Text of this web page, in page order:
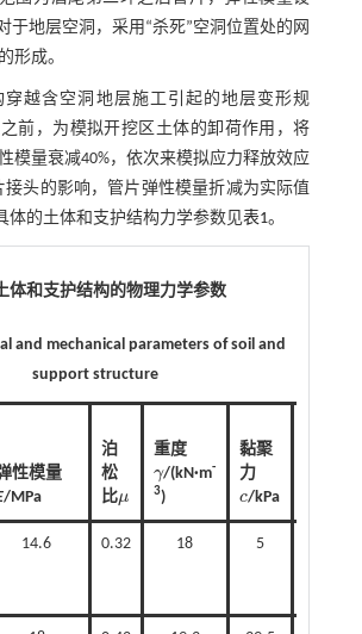
于地层空洞，采用“杀死”空洞位置处的网
形成。
穿越含空洞地层施工引起的地层变形规
前，为模拟开挖区土体的卸荷作用，将
模量衰减40%，依次来模拟应力释放效应
接头的影响，管片弹性模量折减为实际值
体的土体和支护结构力学参数见表1。
体和支护结构的物理力学参数
and mechanical parameters of soil and
support structure
性模量
/MPa
泊
松
比μ
μ
重度
γ
γ/(kN·m-
3)
黏聚
力
c
c/kPa
14.6 0.32 18 5